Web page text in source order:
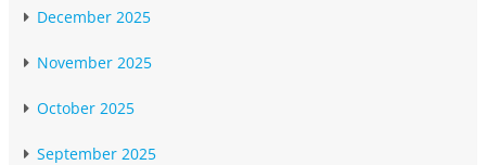
December 2025
November 2025
October 2025
September 2025